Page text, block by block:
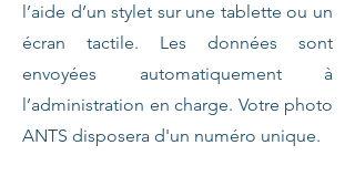
l’aide d’un stylet sur une tablette ou un
écran tactile. Les données sont
envoyées automatiquement à
l’administration en charge. Votre photo
ANTS disposera d'un numéro unique.